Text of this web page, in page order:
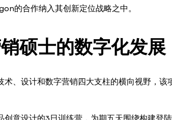
的合作纳入其创新定位战略之中。
硕士的数字化发展
、设计和数字营销四大支柱的横向视野，该